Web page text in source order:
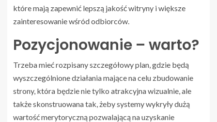
które mają zapewnić lepszą jakość witryny i większe
zainteresowanie wśród odbiorców.
Pozycjonowanie – warto?
Trzeba mieć rozpisany szczegółowy plan, gdzie będą
wyszczególnione działania mające na celu zbudowanie
strony, która będzie nie tylko atrakcyjna wizualnie, ale
także skonstruowana tak, żeby systemy wykryły dużą
wartość merytoryczną pozwalającą na uzyskanie